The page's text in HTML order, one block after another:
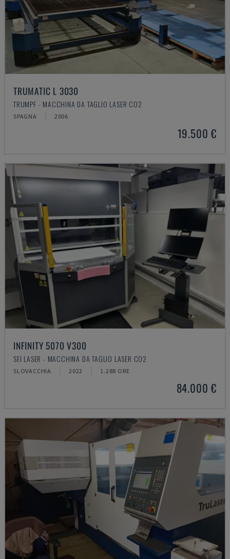
TRUMATIC L 3030
TRUMPF - MACCHINA DA TAGLIO LASER CO2
SPAGNA 2006
19.500 €
INFINITY 5070 V300
SEI LASER - MACCHINA DA TAGLIO LASER CO2
SLOVACCHIA 2022 1.288 ORE
84.000 €